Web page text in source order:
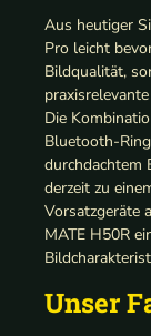
Aus heutiger
Pro leicht
Bildqualität,
Die
Bluetooth-
durchdachtem
derzeit zu
Vorsatzgeräte
MATE H50R
Unser